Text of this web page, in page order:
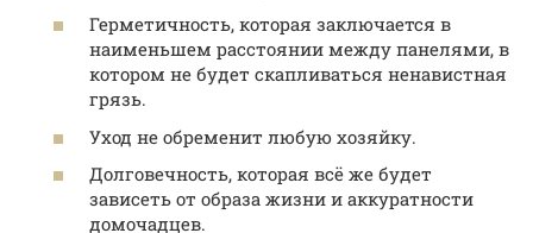
Герметичность, которая заключается в
наименьшем расстоянии между панелями, в
котором не будет скапливаться ненавистная
грязь.
Уход не обременит любую хозяйку.
Долговечность, которая всё же будет
зависеть от образа жизни и аккуратности
домочадцев.